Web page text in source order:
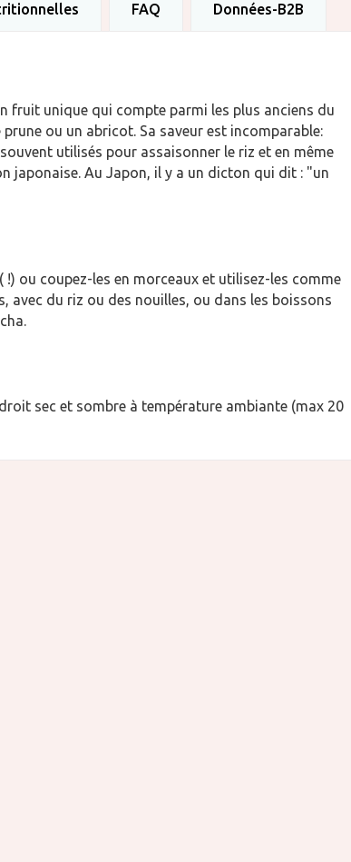
FAQ Données-B2B
fruit unique qui compte parmi les plus anciens du
ou un abricot. Sa saveur est incomparable:
utilisés pour assaisonner le riz et en même
japonaise. Au Japon, il y a un dicton qui dit : "un
ou coupez-les en morceaux et utilisez-les comme
avec du riz ou des nouilles, ou dans les boissons
sec et sombre à température ambiante (max 20